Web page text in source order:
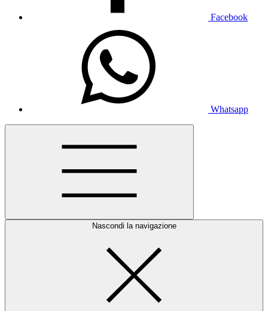
Facebook
Whatsapp
Nascondi la navigazione